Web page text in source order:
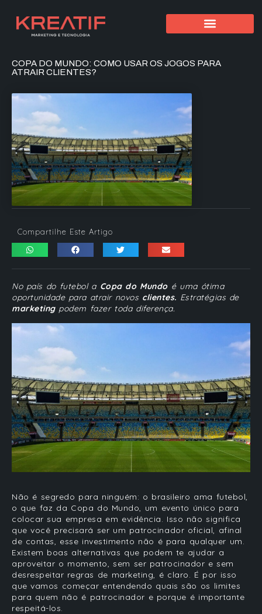
COPA DO MUNDO: COMO USAR OS JOGOS PARA
ATRAIR CLIENTES?
Compartilhe Este Artigo
No país do futebol a Copa do Mundoé uma ótima
oportunidade para atrair novos clientes. Estratégias de
marketing podem fazer toda diferença.
Não é segredo para ninguém: o brasileiro ama futebol,
o que faz da Copa do Mundo, um evento único para
colocar sua empresa em evidência. Isso não significa
que você precisará ser um patrocinador oficial, afinal
de contas, esse investimento não é para qualquer um.
Existem boas alternativas que podem te ajudar a
aproveitar o momento, sem ser patrocinador e sem
desrespeitar regras de marketing, é claro. É por isso
que vamos começar entendendo quais são os limites
para quem não é patrocinador e porque é importante
respeitá-los.